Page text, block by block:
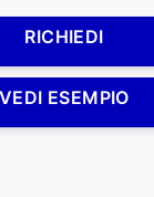
RICHIEDI
VEDI ESEMPIO